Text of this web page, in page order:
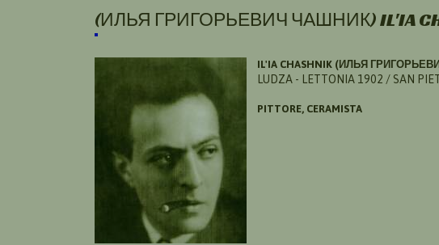
(ИЛЬЯ ГРИГОРЬЕВИЧ ЧАШНИК) IL'IA
IL'IA CHASHNIK (ИЛЬЯ
LUDZA - LETTONIA 1902 / SAN
PITTORE, CERAMISTA